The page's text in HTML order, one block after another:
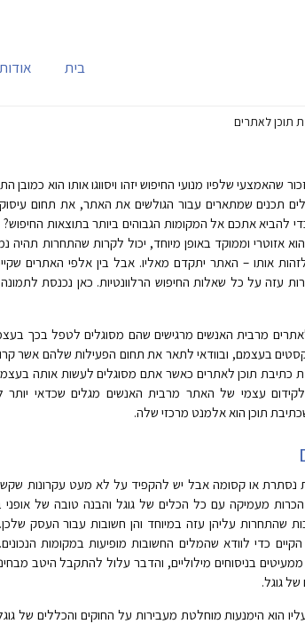
בית אודות
תוכן לאתרים
שלפיו מנועי החיפוש יזהו ויסווגו אותו הוא כמובן
תכנים שמתארים עבור הגולשים את האתר, את תחום
להביא אתכם אל המקומות הגבוהים ביותר בתוצאות
אזוטרי וממוקד באופן מיוחד, יכול לקרות שהתחרות תהיה
אותו – האתר יתקדם מאליו. אבל בין אלפי האתרים
עזה על כל שאלות החיפוש הרלוונטיות. כאן נכנסת
מרבית האנשים מרגישים שהם מסוגלים לטפל בכך
בעצמם, ובוודאי לתאר את תחום הפעילות שלהם אשר
כתיבת תוכן לאתרים כאשר אתם מסוגלים לעשות אותה
לקידום עצמי של האתר מרבית האנשים מגלים שכדאי יותר
תוכן הוא אלמנט מרכזי שלה.
נסתרת או קסומה אבל יש להקפיד על לא מעט עקרונות
מעמיקה עם כל הכלים של גוגל והבנה טובה של אופני
שהתחרות עליהן עזה במיוחד והן חשובות עבור העסק
כדי לוודא שהמלים החשובות מופיעות במקומות
ממעיטים בניסוחים מילוליים, והדבר עלול להתקבל היטב
גוגל.
הוא הימנעות מוחלטת מעבירות על החוקים והכללים של